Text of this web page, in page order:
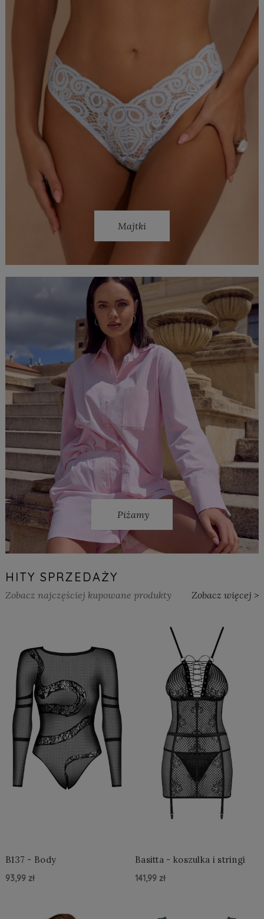
Majtki
Piżamy
HITY SPRZEDAŻY
Zobacz najczęściej kupowane produkty Zobacz więcej >
B137 - Body
93,99 zł
Basitta - koszulka i stringi
141,99 zł